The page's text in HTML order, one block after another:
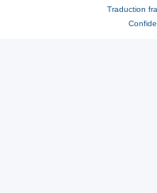
Traduction